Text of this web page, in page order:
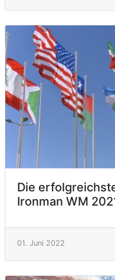
Die
Ironman WM
01. Juni 2022